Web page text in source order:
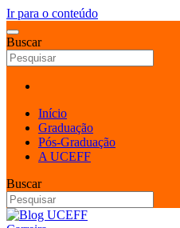
Ir para o conteúdo
Buscar
Início
Graduação
Pós-Graduação
A UCEFF
Buscar